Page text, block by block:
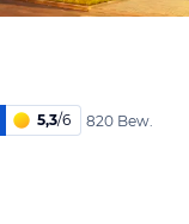
5,3/6 820 Bew.